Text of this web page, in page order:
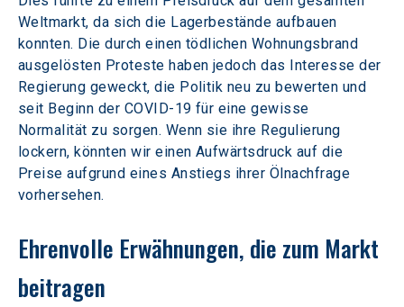
Weltmarkt, da sich die Lagerbestände aufbauen
konnten. Die durch einen tödlichen Wohnungsbrand
ausgelösten Proteste haben jedoch das Interesse der
Regierung geweckt, die Politik neu zu bewerten und
seit Beginn der COVID-19 für eine gewisse
Normalität zu sorgen. Wenn sie ihre Regulierung
lockern, könnten wir einen Aufwärtsdruck auf die
Preise aufgrund eines Anstiegs ihrer Ölnachfrage
vorhersehen.
Ehrenvolle Erwähnungen, die zum Markt
beitragen